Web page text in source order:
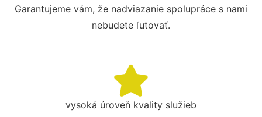
Garantujeme vám, že nadviazanie spolupráce s nami
nebudete ľutovať.
vysoká úroveň kvality služieb